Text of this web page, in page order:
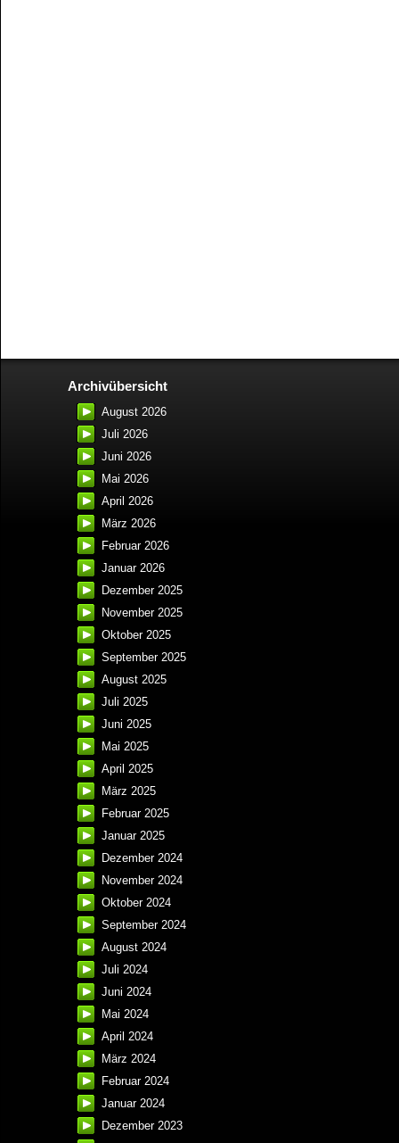
Archivübersicht
August 2026
Juli 2026
Juni 2026
Mai 2026
April 2026
März 2026
Februar 2026
Januar 2026
Dezember 2025
November 2025
Oktober 2025
September 2025
August 2025
Juli 2025
Juni 2025
Mai 2025
April 2025
März 2025
Februar 2025
Januar 2025
Dezember 2024
November 2024
Oktober 2024
September 2024
August 2024
Juli 2024
Juni 2024
Mai 2024
April 2024
März 2024
Februar 2024
Januar 2024
Dezember 2023